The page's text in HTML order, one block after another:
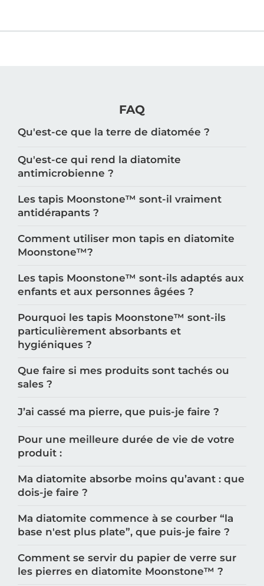
FAQ
Qu'est-ce que la terre de diatomée ?
Qu'est-ce qui rend la diatomite
antimicrobienne ?
Les tapis Moonstone™️ sont-il vraiment
antidérapants ?
Comment utiliser mon tapis en diatomite
Moonstone™️?
Les tapis Moonstone™️ sont-ils adaptés aux
enfants et aux personnes âgées ?
Pourquoi les tapis Moonstone™️ sont-ils
particulièrement absorbants et
hygiéniques ?
Que faire si mes produits sont tachés ou
sales ?
J’ai cassé ma pierre, que puis-je faire ?
Pour une meilleure durée de vie de votre
produit :
Ma diatomite absorbe moins qu’avant : que
dois-je faire ?
Ma diatomite commence à se courber “la
base n'est plus plate”, que puis-je faire ?
Comment se servir du papier de verre sur
les pierres en diatomite Moonstone™️ ?